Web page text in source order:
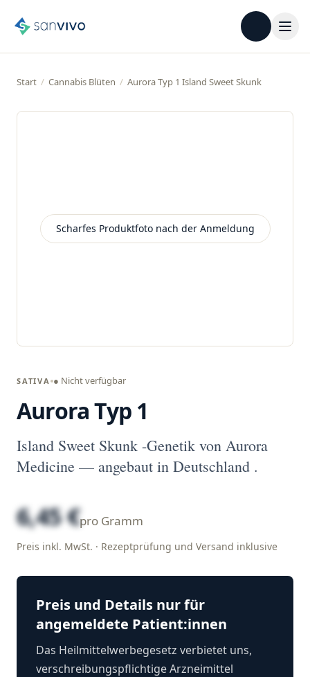
Start / Cannabis Blüten / Aurora Typ 1 Island Sweet Skunk
Scharfes Produktfoto nach der Anmeldung
SATIVA ● Nicht verfügbar
Aurora Typ 1
Island Sweet Skunk -Genetik von Aurora
Medicine — angebaut in Deutschland .
6,45 €pro Gramm
Preis inkl. MwSt. · Rezeptprüfung und Versand inklusive
Preis und Details nur für
angemeldete Patient:innen
Das Heilmittelwerbegesetz verbietet uns,
verschreibungspflichtige Arzneimittel